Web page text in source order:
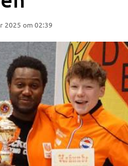
2025 om 02:39